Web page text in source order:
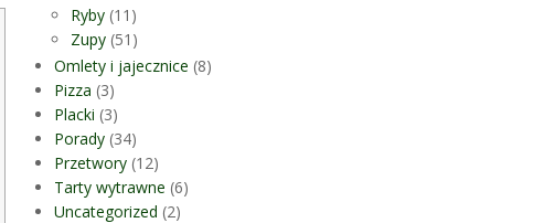
Ryby (11)
Zupy (51)
Omlety i jajecznice (8)
Pizza (3)
Placki (3)
Porady (34)
Przetwory (12)
Tarty wytrawne (6)
Uncategorized (2)